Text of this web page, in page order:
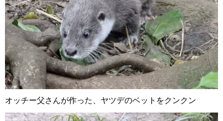
オッチー父さんが作った、ヤツデのベットをクンクン